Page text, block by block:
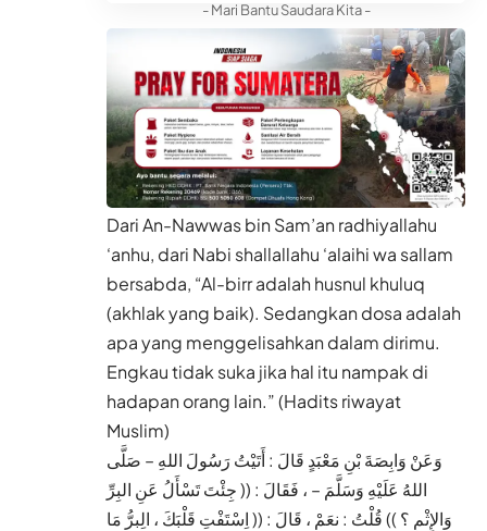
- Mari Bantu Saudara Kita -
Dari An-Nawwas bin Sam’an radhiyallahu
‘anhu, dari Nabi shallallahu ‘alaihi wa sallam
bersabda, “Al-birr adalah husnul khuluq
(akhlak yang baik). Sedangkan dosa adalah
apa yang menggelisahkan dalam dirimu.
Engkau tidak suka jika hal itu nampak di
hadapan orang lain.” (Hadits riwayat
Muslim)
وَعَنْ وَابِصَةَ بْنِ مَعْبَدٍ قَالَ : أَتَيْتُ رَسُولَ اللهِ – صَلَّى
اللهُ عَلَيْهِ وَسَلَّمَ – ، فَقَالَ : (( جِئْتَ تَسْأَلُ عَنِ البِرِّ
وَالإِثْمِ ؟ )) قُلْتُ : نعَمْ ، قَالَ : (( اِسْتَفْتِ قَلْبَكَ ، الِبرُّ مَا